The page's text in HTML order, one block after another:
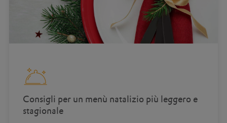
Consigli per un menù natalizio più leggero e
stagionale